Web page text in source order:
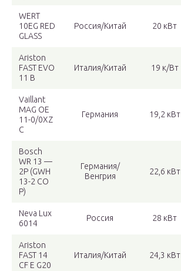
WERT
10EG RED
GLASS
Россия/Китай 20 кВт
Ariston
FAST EVO
11 B
Италия/Китай 19 к/Вт
Vaillant
MAG OE
11-0/0XZ
C
Германия 19,2 кВт
Bosch
WR 13 —
2P (GWH
13-2 CO
P)
Германия/
Венгрия
22,6 кВт
Neva Lux
6014
Россия 28 кВт
Ariston
FAST 14
CF E G20
Италия/Китай 24,3 кВт